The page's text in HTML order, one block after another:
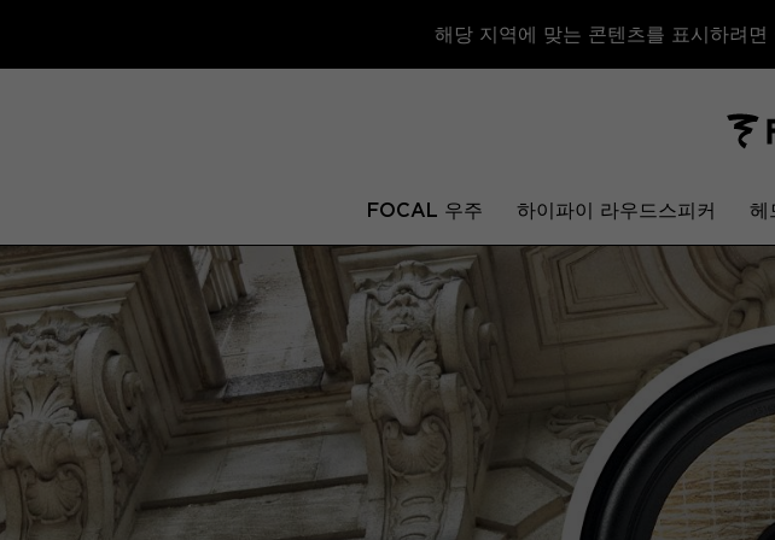
해당 지역에 맞는 콘텐츠를 표시하려면
FOCAL 우주 하이파이 라우드스피커 헤